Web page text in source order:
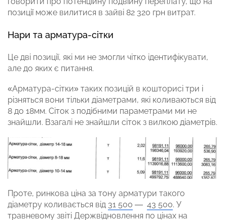
позиції може вилитися в зайві 82 320 грн витрат.
Нари та арматура-сітки
Це дві позиції, які ми не змогли чітко ідентифікувати,
але до яких є питання.
«Арматура-сітки» таких позицій в кошторисі три і
різняться вони тільки діаметрами, які коливаються від
8 до 18мм. Сіток з подібними параметрами ми не
знайшли. Взагалі не знайшли сіток з вилкою діаметрів.
Проте, ринкова ціна за тону арматури такого
діаметру коливається від 31 500 — 43 500. У
травневому звіті Держвідновлення по цінах на